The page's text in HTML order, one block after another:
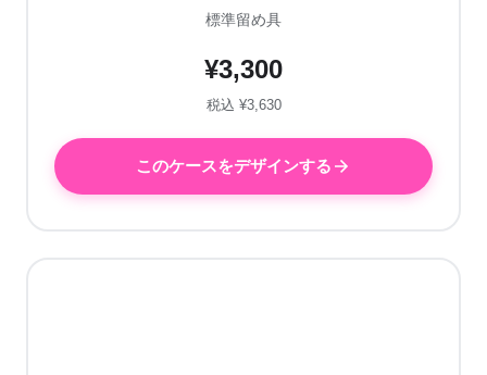
標準留め具
¥3,300
税込 ¥3,630
このケースをデザインする